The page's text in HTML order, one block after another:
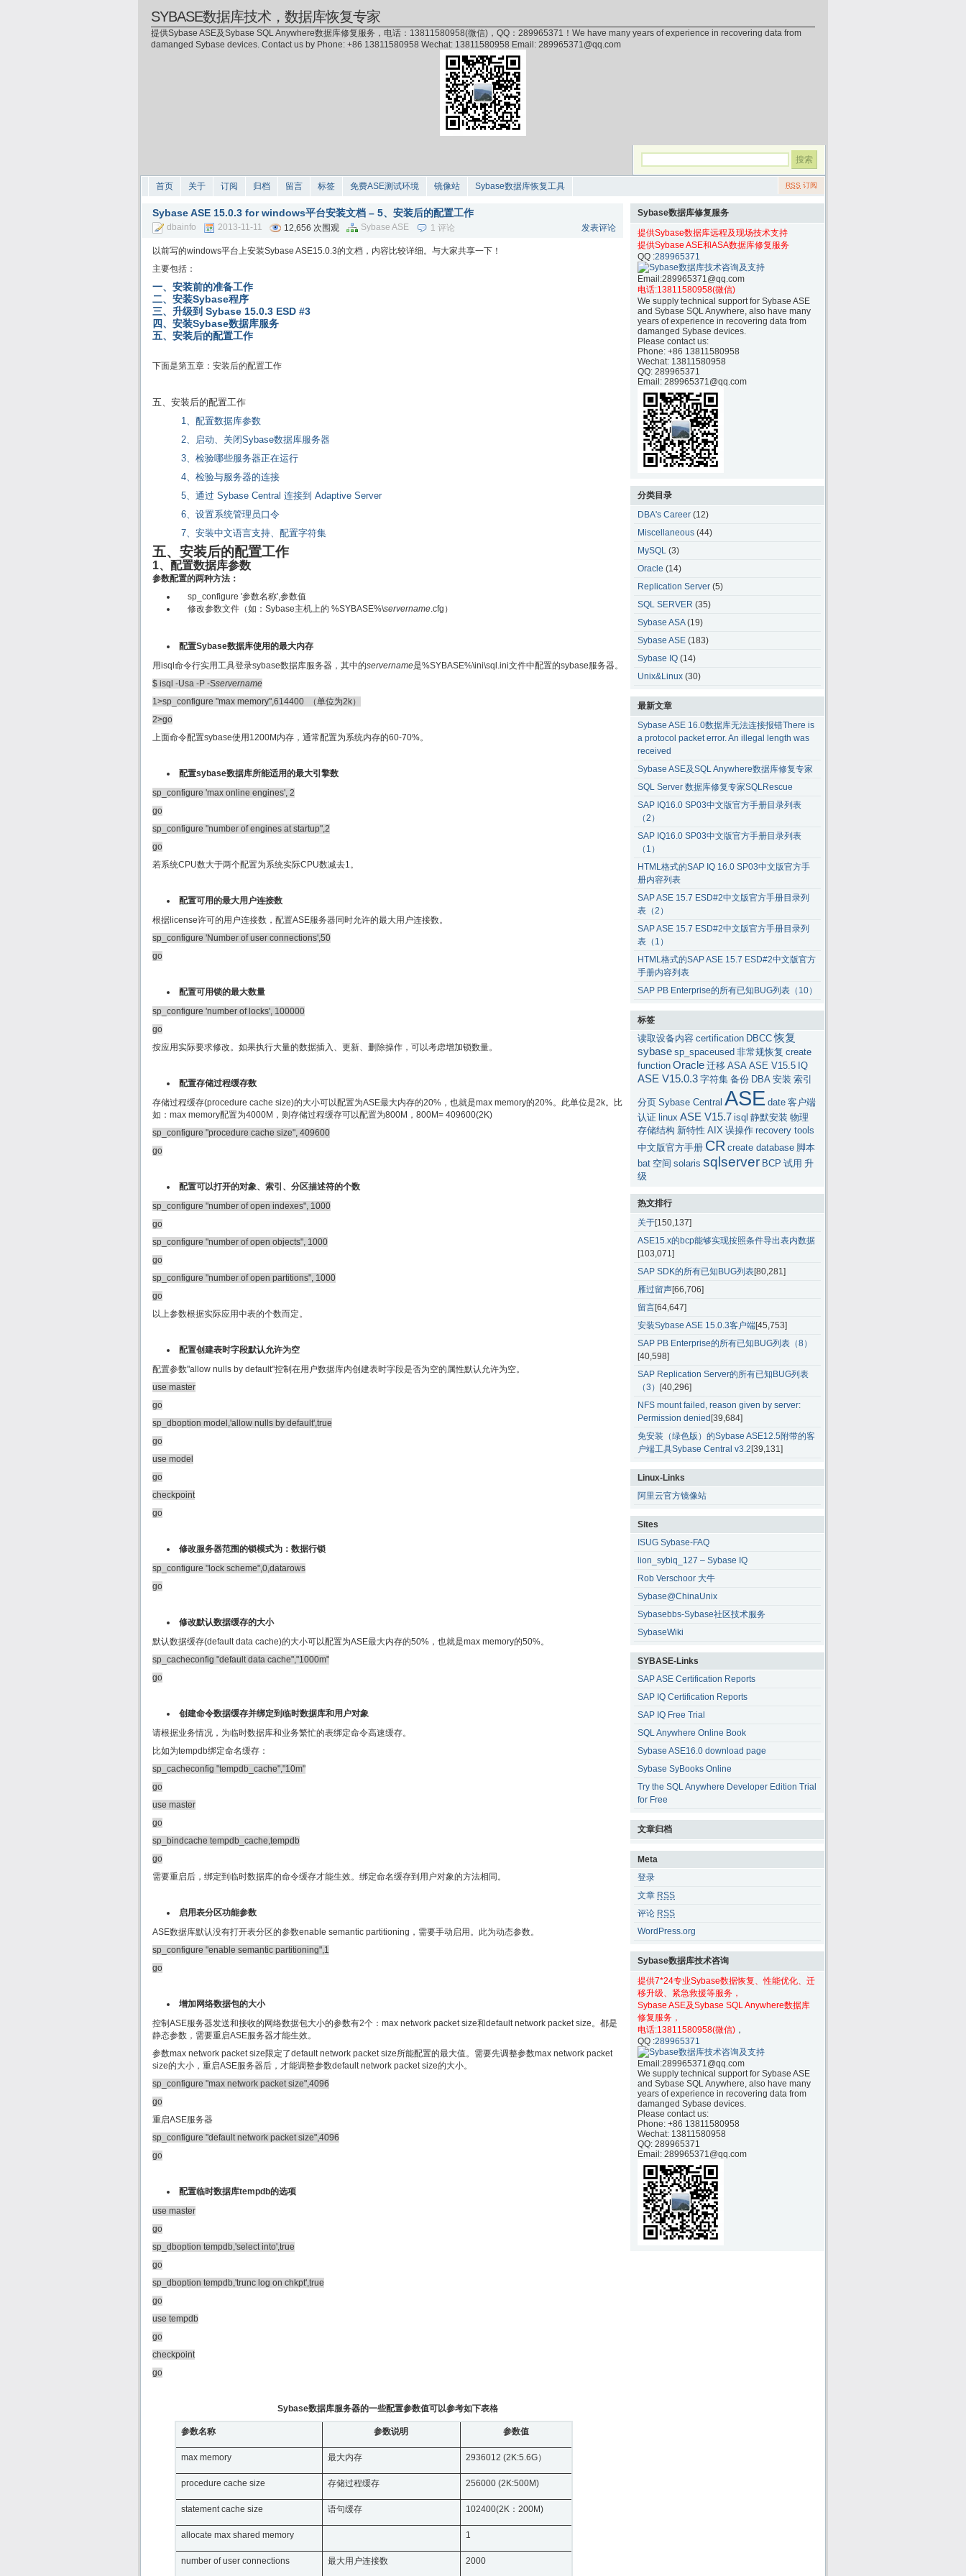
SYBASE数据库技术，数据库恢复专家
提供Sybase ASE及Sybase SQL Anywhere数据库修复服务，电话：13811580958(微信)，QQ：289965371！We have many years of experience in recovering data from
damanged Sybase devices. Contact us by Phone: +86 13811580958 Wechat: 13811580958 Email: 289965371@qq.com
首页 关于 订阅 归档 留言 标签 免费ASE测试环境 镜像站 Sybase数据库恢复工具 RSS 订阅
Sybase ASE 15.0.3 for windows平台安装文档 – 5、安装后的配置工作
dbainfo 2013-11-11 12,656 次围观 Sybase ASE 1 评论 发表评论
以前写的windows平台上安装Sybase ASE15.0.3的文档，内容比较详细。与大家共享一下！
主要包括：
一、安装前的准备工作
二、安装Sybase程序
三、升级到 Sybase 15.0.3 ESD #3
四、安装Sybase数据库服务
五、安装后的配置工作
下面是第五章：安装后的配置工作
五、安装后的配置工作
1、配置数据库参数
2、启动、关闭Sybase数据库服务器
3、检验哪些服务器正在运行
4、检验与服务器的连接
5、通过 Sybase Central 连接到 Adaptive Server
6、设置系统管理员口令
7、安装中文语言支持、配置字符集
五、安装后的配置工作
1、配置数据库参数
参数配置的两种方法：
sp_configure '参数名称',参数值
修改参数文件（如：Sybase主机上的 %SYBASE%\servername.cfg）
配置Sybase数据库使用的最大内存
用isql命令行实用工具登录sybase数据库服务器，其中的servername是%SYBASE%\ini\sql.ini文件中配置的sybase服务器。
$ isql -Usa -P -Sservername
1>sp_configure "max memory",614400 （单位为2k）
2>go
上面命令配置sybase使用1200M内存，通常配置为系统内存的60-70%。
配置sybase数据库所能适用的最大引擎数
sp_configure 'max online engines', 2
go
sp_configure "number of engines at startup",2
go
若系统CPU数大于两个配置为系统实际CPU数减去1。
配置可用的最大用户连接数
根据license许可的用户连接数，配置ASE服务器同时允许的最大用户连接数。
sp_configure 'Number of user connections',50
go
配置可用锁的最大数量
sp_configure 'number of locks', 100000
go
按应用实际要求修改。如果执行大量的数据插入、更新、删除操作，可以考虑增加锁数量。
配置存储过程缓存数
存储过程缓存(procedure cache size)的大小可以配置为ASE最大内存的20%，也就是max memory的20%。此单位是2k。比
如：max memory配置为4000M，则存储过程缓存可以配置为800M，800M= 409600(2K)
sp_configure "procedure cache size", 409600
go
配置可以打开的对象、索引、分区描述符的个数
sp_configure "number of open indexes", 1000
go
sp_configure "number of open objects", 1000
go
sp_configure "number of open partitions", 1000
go
以上参数根据实际应用中表的个数而定。
配置创建表时字段默认允许为空
配置参数"allow nulls by default"控制在用户数据库内创建表时字段是否为空的属性默认允许为空。
use master
go
sp_dboption model,'allow nulls by default',true
go
use model
go
checkpoint
go
修改服务器范围的锁模式为：数据行锁
sp_configure "lock scheme",0,datarows
go
修改默认数据缓存的大小
默认数据缓存(default data cache)的大小可以配置为ASE最大内存的50%，也就是max memory的50%。
sp_cacheconfig "default data cache","1000m"
go
创建命令数据缓存并绑定到临时数据库和用户对象
请根据业务情况，为临时数据库和业务繁忙的表绑定命令高速缓存。
比如为tempdb绑定命名缓存：
sp_cacheconfig "tempdb_cache","10m"
go
use master
go
sp_bindcache tempdb_cache,tempdb
go
需要重启后，绑定到临时数据库的命令缓存才能生效。绑定命名缓存到用户对象的方法相同。
启用表分区功能参数
ASE数据库默认没有打开表分区的参数enable semantic partitioning，需要手动启用。此为动态参数。
sp_configure "enable semantic partitioning",1
go
增加网络数据包的大小
控制ASE服务器发送和接收的网络数据包大小的参数有2个：max network packet size和default network packet size。都是
静态参数，需要重启ASE服务器才能生效。
参数max network packet size限定了default network packet size所能配置的最大值。需要先调整参数max network packet
size的大小，重启ASE服务器后，才能调整参数default network packet size的大小。
sp_configure "max network packet size",4096
go
重启ASE服务器
sp_configure "default network packet size",4096
go
配置临时数据库tempdb的选项
use master
go
sp_dboption tempdb,'select into',true
go
sp_dboption tempdb,'trunc log on chkpt',true
go
use tempdb
go
checkpoint
go
Sybase数据库服务器的一些配置参数值可以参考如下表格
参数名称 参数说明 参数值
max memory 最大内存 2936012 (2K:5.6G）
procedure cache size 存储过程缓存 256000 (2K:500M)
statement cache size 语句缓存 102400(2K：200M)
allocate max shared memory 1
number of user connections 最大用户连接数 2000
Sybase数据库修复服务
提供Sybase数据库远程及现场技术支持
提供Sybase ASE和ASA数据库修复服务
QQ :289965371
Email:289965371@qq.com
电话:13811580958(微信)
We supply technical support for Sybase ASE
and Sybase SQL Anywhere, also have many
years of experience in recovering data from
damanged Sybase devices.
Please contact us:
Phone: +86 13811580958
Wechat: 13811580958
QQ: 289965371
Email: 289965371@qq.com
分类目录
DBA's Career (12)
Miscellaneous (44)
MySQL (3)
Oracle (14)
Replication Server (5)
SQL SERVER (35)
Sybase ASA(19)
Sybase ASE (183)
Sybase IQ (14)
Unix&Linux (30)
最新文章
Sybase ASE 16.0数据库无法连接报错There is
a protocol packet error. An illegal length was
received
Sybase ASE及SQL Anywhere数据库修复专家
SQL Server 数据库修复专家SQLRescue
SAP IQ16.0 SP03中文版官方手册目录列表
（2）
SAP IQ16.0 SP03中文版官方手册目录列表
（1）
HTML格式的SAP IQ 16.0 SP03中文版官方手
册内容列表
SAP ASE 15.7 ESD#2中文版官方手册目录列
表（2）
SAP ASE 15.7 ESD#2中文版官方手册目录列
表（1）
HTML格式的SAP ASE 15.7 ESD#2中文版官方
手册内容列表
SAP PB Enterprise的所有已知BUG列表（10）
标签
读取设备内容 certification DBCC 恢复
sybase sp_spaceused 非常规恢复 create
function Oracle 迁移 ASA ASE V15.5 IQ
ASE V15.0.3 字符集 备份 DBA 安装 索引
分页 Sybase Central ASE date 客户端
认证 linux ASE V15.7 isql 静默安装 物理
存储结构 新特性 AIX 误操作 recovery tools
中文版官方手册 CR create database 脚本
bat 空间 solaris sqlserver BCP 试用 升
级
热文排行
关于[150,137]
ASE15.x的bcp能够实现按照条件导出表内数据
[103,071]
SAP SDK的所有已知BUG列表[80,281]
雁过留声[66,706]
留言[64,647]
安装Sybase ASE 15.0.3客户端[45,753]
SAP PB Enterprise的所有已知BUG列表（8）
[40,598]
SAP Replication Server的所有已知BUG列表
（3）
[40,296]
NFS mount failed, reason given by server:
Permission denied [39,684]
免安装（绿色版）的Sybase ASE12.5附带的客
户端工具Sybase Central v3.2 [39,131]
Linux-Links
阿里云官方镜像站
Sites
ISUG Sybase-FAQ
lion_sybiq_127 – Sybase IQ
Rob Verschoor 大牛
Sybase@ChinaUnix
Sybasebbs-Sybase社区技术服务
SybaseWiki
SYBASE-Links
SAP ASE Certification Reports
SAP IQ Certification Reports
SAP IQ Free Trial
SQL Anywhere Online Book
Sybase ASE16.0 download page
Sybase SyBooks Online
Try the SQL Anywhere Developer Edition Trial
for Free
文章归档
Meta
登录
文章 RSS
评论 RSS
WordPress.org
Sybase数据库技术咨询
提供7*24专业Sybase数据恢复、性能优化、迁
移升级、紧急救援等服务，
Sybase ASE及Sybase SQL Anywhere数据库
修复服务，
电话:13811580958(微信) ，
QQ :289965371
Email:289965371@qq.com
We supply technical support for Sybase ASE
and Sybase SQL Anywhere, also have many
years of experience in recovering data from
damanged Sybase devices.
Please contact us:
Phone: +86 13811580958
Wechat: 13811580958
QQ: 289965371
Email: 289965371@qq.com